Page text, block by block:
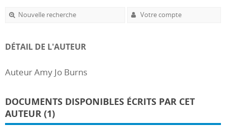
Nouvelle recherche Votre compte
DÉTAIL DE L'AUTEUR
Auteur Amy Jo Burns
DOCUMENTS DISPONIBLES ÉCRITS PAR CET
AUTEUR (1)